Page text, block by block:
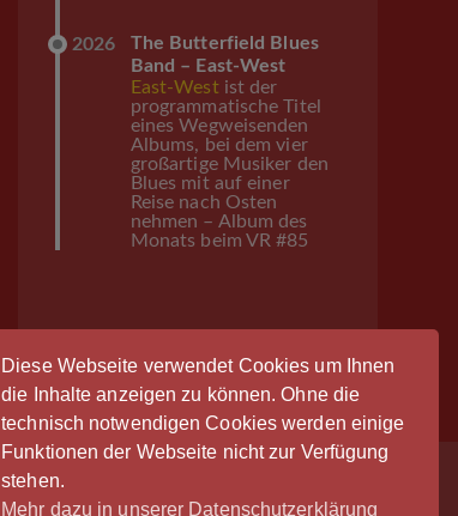
Diese Webseite verwendet Cookies um Ihnen
die Inhalte anzeigen zu können. Ohne die
technisch notwendigen Cookies werden einige
Funktionen der Webseite nicht zur Verfügung
stehen.
Mehr dazu in unserer Datenschutzerklärung
2026
The Butterfield Blues
Band – East-West
East-Westist der
programmatische Titel
eines Wegweisenden
Albums, bei dem vier
großartige Musiker den
Blues mit auf einer
Reise nach Osten
nehmen – Album des
Monats beim VR #85
Anmeldung